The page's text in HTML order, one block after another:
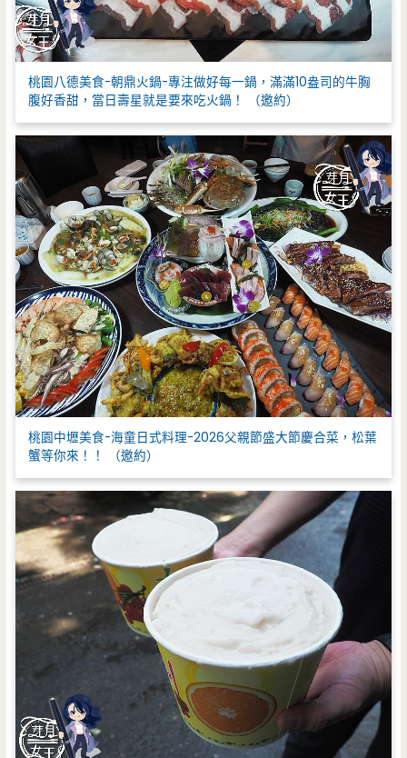
桃園八德美食-朝鼎火鍋-專注做好每一鍋，滿滿10盎司的牛胸
腹好香甜，當日壽星就是要來吃火鍋！ （邀約）
桃園中壢美食-海童日式料理-2026父親節盛大節慶合菜，松葉
蟹等你來！！ （邀約）